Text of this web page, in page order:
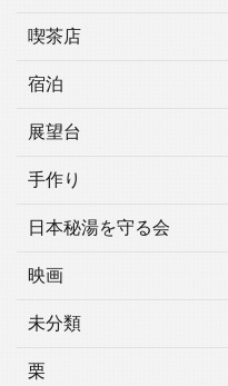
喫茶店
宿泊
展望台
手作り
日本秘湯を守る会
映画
未分類
栗